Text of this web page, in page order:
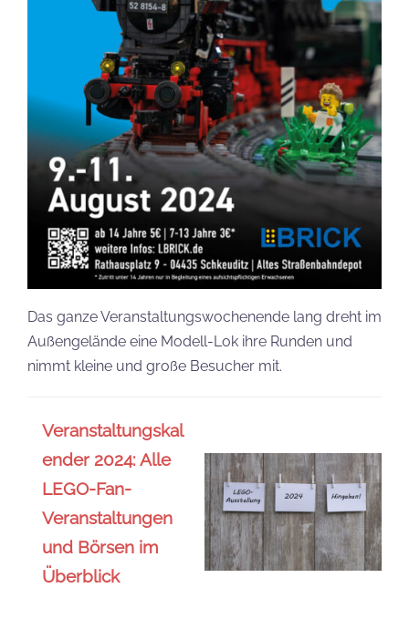
Das ganze Veranstaltungswochenende lang dreht im
Außengelände eine Modell-Lok ihre Runden und
nimmt kleine und große Besucher mit.
Veranstaltungskal
ender 2024: Alle
LEGO-Fan-
Veranstaltungen
und Börsen im
Überblick